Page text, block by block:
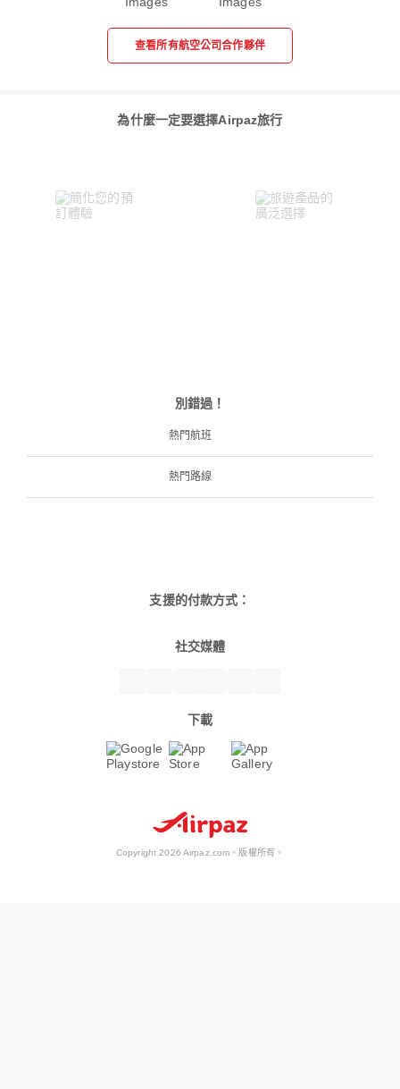
查看所有航空公司合作夥伴
為什麼一定要選擇Airpaz旅行
別錯過！
熱門航班
熱門路線
支援的付款方式：
社交媒體
下載
Copyright 2026 Airpaz.com。版權所有。